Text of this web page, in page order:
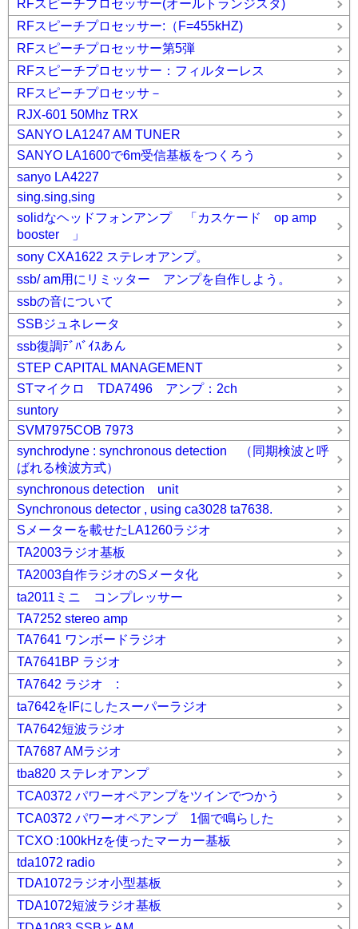
RFスピーチプロセッサー(オールトランジスタ)
RFスピーチプロセッサー:（F=455kHZ)
RFスピーチプロセッサー第5弾
RFスピーチプロセッサー：フィルターレス
RFスピーチプロセッサ－
RJX-601 50Mhz TRX
SANYO LA1247 AM TUNER
SANYO LA1600で6m受信基板をつくろう
sanyo LA4227
sing.sing,sing
solidなヘッドフォンアンプ 「カスケード op amp
booster 」
sony CXA1622 ステレオアンプ。
ssb/ am用にリミッター アンプを自作しよう。
ssbの音について
SSBジュネレータ
ssb復調ﾃﾞﾊﾞｲｽあん
STEP CAPITAL MANAGEMENT
STマイクロ TDA7496 アンプ：2ch
suntory
SVM7975COB 7973
synchrodyne : synchronous detection （同期検波と呼
ばれる検波方式）
synchronous detection unit
Synchronous detector , using ca3028 ta7638.
Sメーターを載せたLA1260ラジオ
TA2003ラジオ基板
TA2003自作ラジオのSメータ化
ta2011ミニ コンプレッサー
TA7252 stereo amp
TA7641 ワンボードラジオ
TA7641BP ラジオ
TA7642 ラジオ :
ta7642をIFにしたスーパーラジオ
TA7642短波ラジオ
TA7687 AMラジオ
tba820 ステレオアンプ
TCA0372 パワーオペアンプをツインでつかう
TCA0372 パワーオペアンプ 1個で鳴らした
TCXO :100kHzを使ったマーカー基板
tda1072 radio
TDA1072ラジオ小型基板
TDA1072短波ラジオ基板